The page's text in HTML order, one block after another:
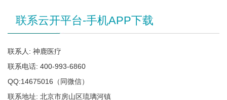
联系云开平台-手机APP下载
联系人: 神鹿医疗
联系电话: 400-993-6860
QQ:14675016（同微信）
联系地址: 北京市房山区琉璃河镇